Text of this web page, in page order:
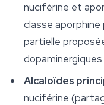
nuciférine et
classe
partielle
Alcaloïdes
nuciférine